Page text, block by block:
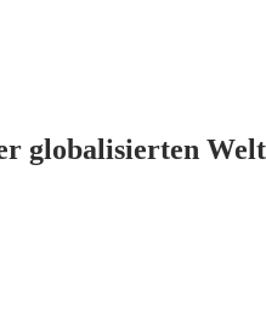
globalisierten Welt